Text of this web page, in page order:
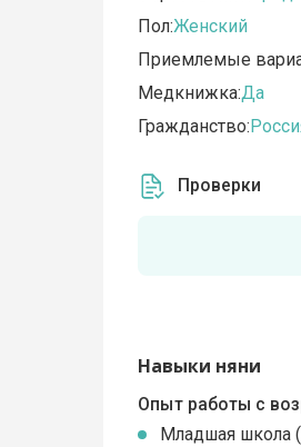
Пол:Женский
Приемлемые
Медкнижка:Да
Гражданство:
Проверки
Навыки няни
Опыт работы с
Младшая школа